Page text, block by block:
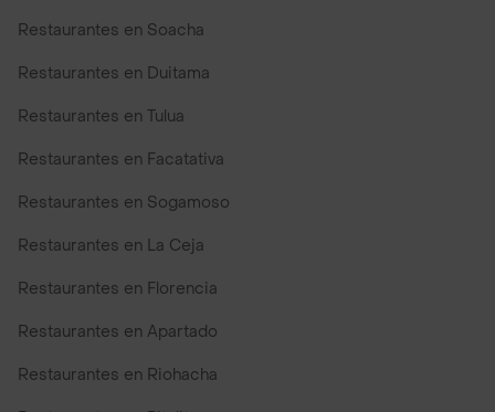
Restaurantes en Soacha
Restaurantes en Duitama
Restaurantes en Tulua
Restaurantes en Facatativa
Restaurantes en Sogamoso
Restaurantes en La Ceja
Restaurantes en Florencia
Restaurantes en Apartado
Restaurantes en Riohacha